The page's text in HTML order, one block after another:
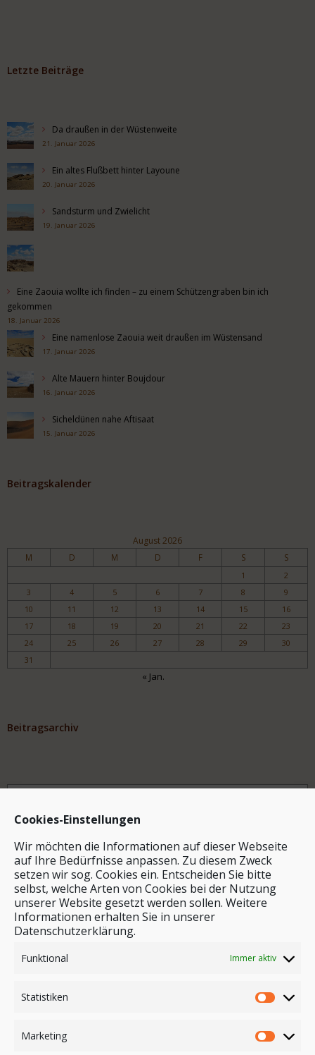
Cookies-Einstellungen
Wir möchten die Informationen auf dieser Webseite
auf Ihre Bedürfnisse anpassen. Zu diesem Zweck
setzen wir sog. Cookies ein. Entscheiden Sie bitte
selbst, welche Arten von Cookies bei der Nutzung
unserer Website gesetzt werden sollen. Weitere
Informationen erhalten Sie in unserer
Datenschutzerklärung.
Funktional Immer aktiv
Statistiken
Marketing
Letzte Beiträge
Da draußen in der Wüstenweite
21. Januar 2026
Ein altes Flußbett hinter Layoune
20. Januar 2026
Sandsturm und Zwielicht
19. Januar 2026
Eine Zaouia wollte ich finden – zu einem Schützengraben bin ich
gekommen
18. Januar 2026
Eine namenlose Zaouia weit draußen im Wüstensand
17. Januar 2026
Alte Mauern hinter Boujdour
16. Januar 2026
Sicheldünen nahe Aftisaat
15. Januar 2026
Beitragskalender
August 2026
M D M D F S S
1
2
3
4 5 6 7 8
9
10
11 12 13 14 15
16
17
18 19 20 21 22
23
24
25 26 27 28 29
30
31
« Jan.
Beitragsarchiv
Archiv
Stichwortsuche